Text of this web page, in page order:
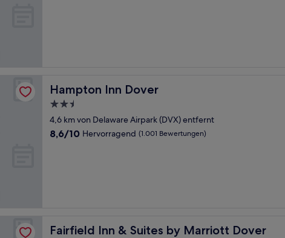
Hampton Inn Dover
Hampton Inn Dover
2.5-
Sterne-
Unterkunft
4,6 km von Delaware Airpark (DVX) entfernt
8.6
8,6/10 Hervorragend (1.001 Bewertungen)
Fairfield Inn & Suites by Marriott Dover
Fairfield Inn & Suites by Marriott Dover